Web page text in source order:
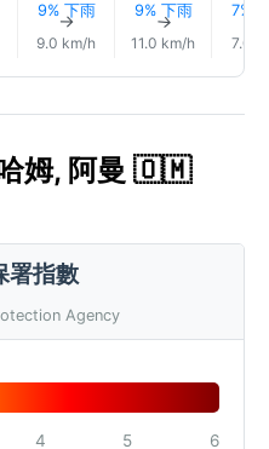
9% 下雨
↑
9.0 km/h
9% 下雨
↑
11.0 km/h
7%
7.0
姆, 阿曼 🇴🇲
署指數
Agency
4 5 6